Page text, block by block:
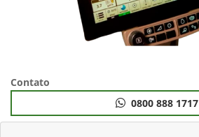
Contato
0800 888 1717